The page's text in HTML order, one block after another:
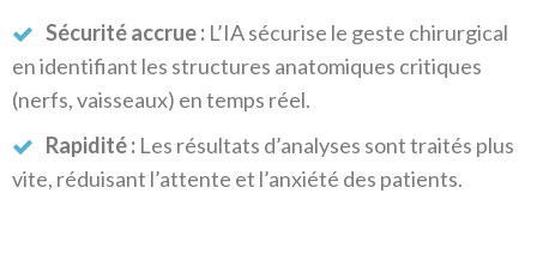
Sécurité accrue : L’IA sécurise le geste chirurgical
en identifiant les structures anatomiques critiques
(nerfs, vaisseaux) en temps réel.
Rapidité : Les résultats d’analyses sont traités plus
vite, réduisant l’attente et l’anxiété des patients.